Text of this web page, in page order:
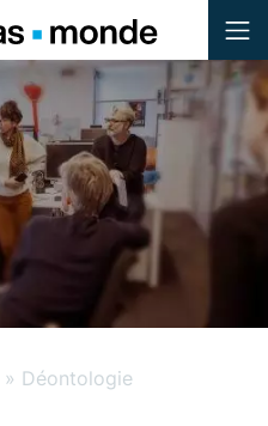
» Déontologie